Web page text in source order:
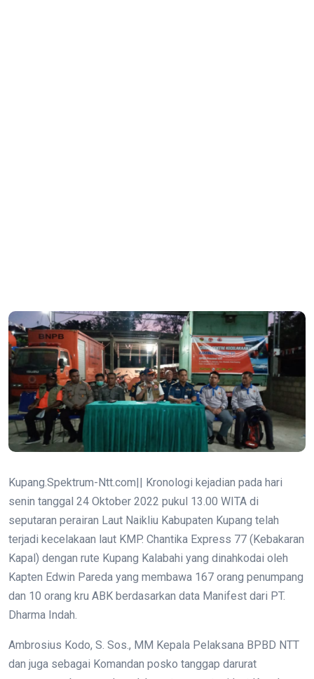
Kupang.Spektrum-Ntt.com|| Kronologi kejadian pada hari
senin tanggal 24 Oktober 2022 pukul 13.00 WITA di
seputaran perairan Laut Naikliu Kabupaten Kupang telah
terjadi kecelakaan laut KMP. Chantika Express 77 (Kebakaran
Kapal) dengan rute Kupang Kalabahi yang dinahkodai oleh
Kapten Edwin Pareda yang membawa 167 orang penumpang
dan 10 orang kru ABK berdasarkan data Manifest dari PT.
Dharma Indah.
Ambrosius Kodo, S. Sos., MM Kepala Pelaksana BPBD NTT
dan juga sebagai Komandan posko tanggap darurat